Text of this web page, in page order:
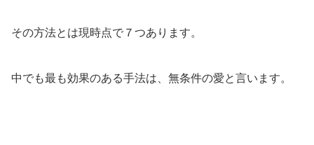
その方法とは現時点で７つあります。
中でも最も効果のある手法は、無条件の愛と言います。